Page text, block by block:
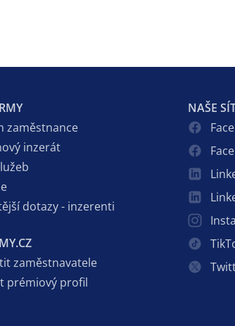
zaměstnance
inzerát
dotazy - inzerenti
zaměstnavatele
prémiový profil
NAŠE